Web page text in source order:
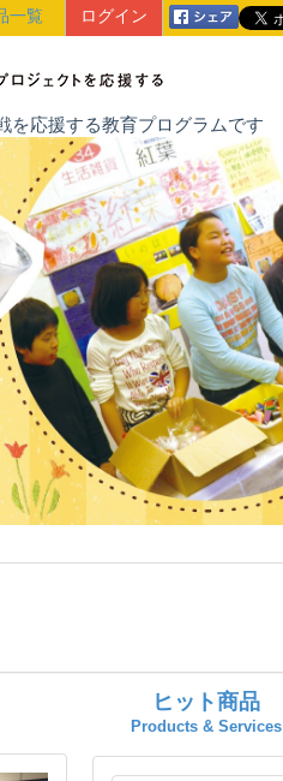
一覧 ログイン
を応援する教育プログラムです
ヒット商品
Products & Services